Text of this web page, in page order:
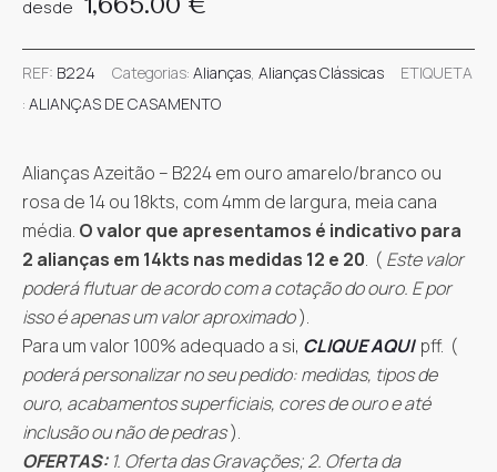
desde 1,665.00 €
REF: B224 Categorias: Alianças Alianças Clássicas
ETIQUETA
: ALIANÇAS DE CASAMENTO
Alianças Azeitão – B224 em ouro amarelo/branco ou
rosa de 14 ou 18kts, com 4mm de largura, meia cana
média. O valor que apresentamos é indicativo para
2 alianças em 14kts nas medidas 12 e 20. ( Este valor
poderá flutuar de acordo com a cotação do ouro. E por
isso é apenas um valor aproximado).
Para um valor 100% adequado a si, CLIQUE AQUIpff. (
poderá personalizar no seu pedido: medidas, tipos de
ouro, acabamentos superficiais, cores de ouro e até
inclusão ou não de pedras).
OFERTAS:1. Oferta das Gravações; 2. Oferta da